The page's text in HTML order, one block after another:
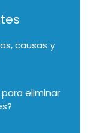
causas y
eliminar